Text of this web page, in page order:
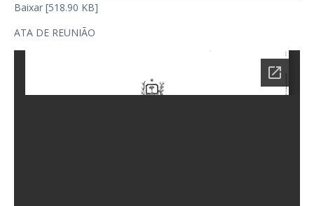
Baixar [518.90 KB]
ATA DE REUNIÃO